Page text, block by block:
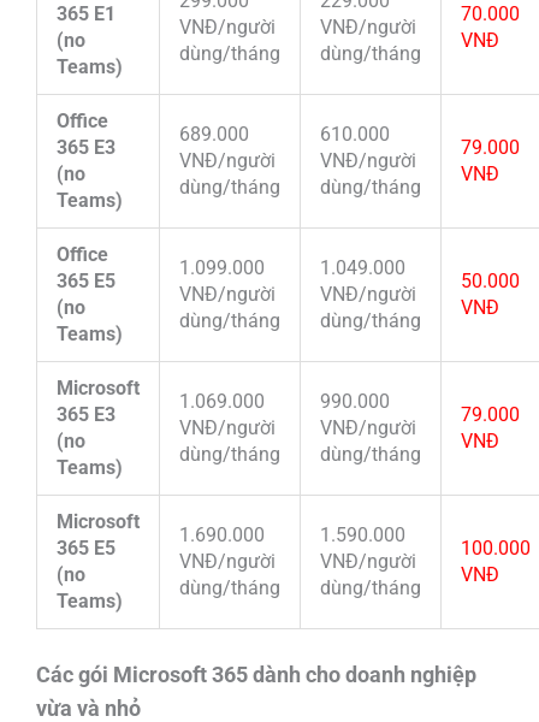
365 E1
(no
Teams)
VNĐ/người
dùng/tháng
VNĐ/người
dùng/tháng
70.000
VNĐ
Office
365 E3
(no
Teams)
689.000
VNĐ/người
dùng/tháng
610.000
VNĐ/người
dùng/tháng
79.000
VNĐ
Office
365 E5
(no
Teams)
1.099.000
VNĐ/người
dùng/tháng
1.049.000
VNĐ/người
dùng/tháng
50.000
VNĐ
Microsoft
365 E3
(no
Teams)
1.069.000
VNĐ/người
dùng/tháng
990.000
VNĐ/người
dùng/tháng
79.000
VNĐ
Microsoft
365 E5
(no
Teams)
1.690.000
VNĐ/người
dùng/tháng
1.590.000
VNĐ/người
dùng/tháng
100.000
VNĐ
Các gói Microsoft 365 dành cho doanh nghiệp
vừa và nhỏ